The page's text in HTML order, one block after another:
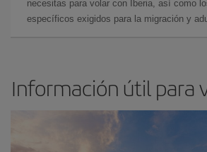
necesitas para volar con Iberia, así como
específicos exigidos para la migración y
Información útil para